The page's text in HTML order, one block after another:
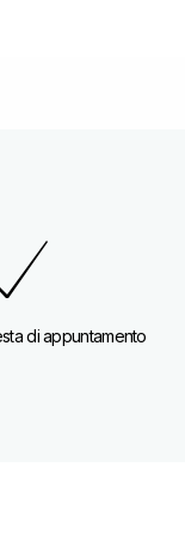
di appuntamento